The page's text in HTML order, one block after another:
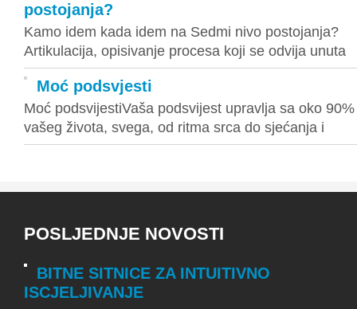
postojanja?
Kamo idem kada idem na Sedmi nivo postojanja?
Artikulacija, opisivanje procesa koji se odvija unuta
Moć podsvjesti
Moć podsvijestiVaša podsvijest upravlja sa oko 90%
vašeg života, svega, od ritma srca do sjećanja i
POSLJEDNJE NOVOSTI
BITNE SITNICE ZA INTUITIVNO
ISCJELJIVANJE